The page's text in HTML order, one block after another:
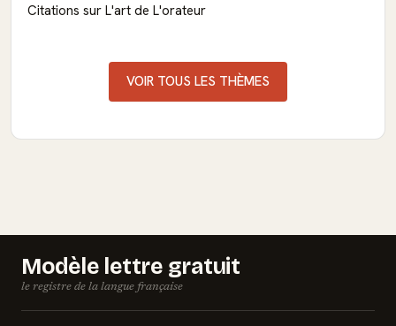
Citations sur L'art de L'orateur
VOIR TOUS LES THÈMES
Modèle lettre gratuit
le registre de la langue française